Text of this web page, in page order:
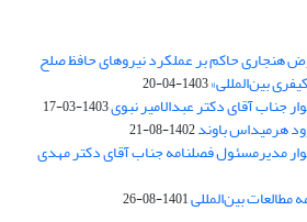
هنجاری حاکم بر عملکرد نیروهای حافظ صلح
بین‌المللی»1403-04-20
جناب آقای دکتر عبدالامیر نبوی1403-03-17
هرمیداس باوند1402-08-21
مدیرمسئول فصلنامه جناب آقای دکتر مهدی
بین‌المللی1401-08-26